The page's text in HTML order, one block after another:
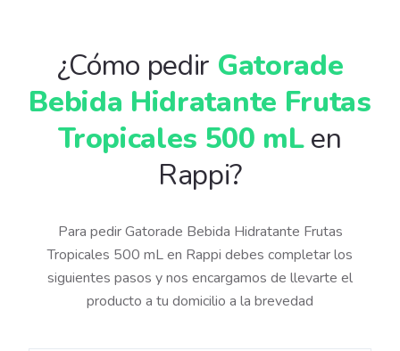
¿Cómo pedir Gatorade
Bebida Hidratante Frutas
Tropicales 500 mLen
Rappi?
Para pedir Gatorade Bebida Hidratante Frutas
Tropicales 500 mL en Rappi debes completar los
siguientes pasos y nos encargamos de llevarte el
producto a tu domicilio a la brevedad